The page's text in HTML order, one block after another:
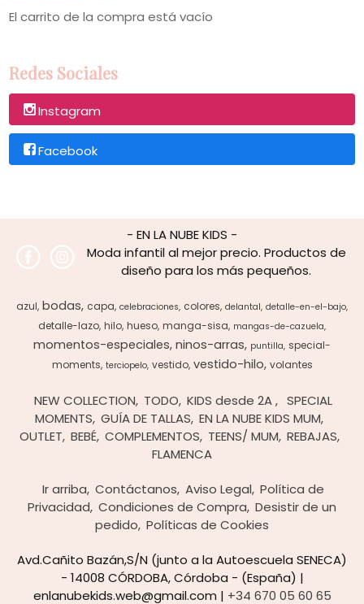
El carrito de la compra está vacío
Redes Sociales
Instagram
Facebook
- EN LA NUBE KIDS -
Moda infantil al mejor precio. Productos de
diseño para los más pequeños.
azul bodas capa celebraciones colores delantal detalle-en-el-bajo
detalle-lazo hilo hueso manga-sisa mangas-de-cazuela
momentos-especiales ninos-arras puntilla special-
moments terciopelo vestido vestido-hilo volantes
NEW COLLECTION TODO KIDS desde 2A
SPECIAL
MOMENTS GUÍA DE TALLAS EN LA NUBE KIDS MUM
OUTLET BEBÉ COMPLEMENTOS TEENS/ MUM REBAJAS
FLAMENCA
Ir arriba Contáctanos Aviso Legal Política de
Privacidad Condiciones de Compra Desistir de un
pedido Políticas de Cookies
Avd.Cañito Bazán,S/N (junto a la Autoescuela SENECA)
- 14008 CÓRDOBA, Córdoba - (España) |
enlanubekids.web@gmail.com | +34 670 05 60 65